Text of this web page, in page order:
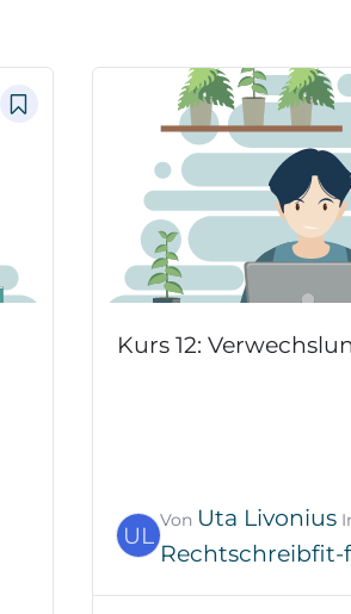
Kurs 12:
UL
Von Uta Livonius
Rechtschreibfit-